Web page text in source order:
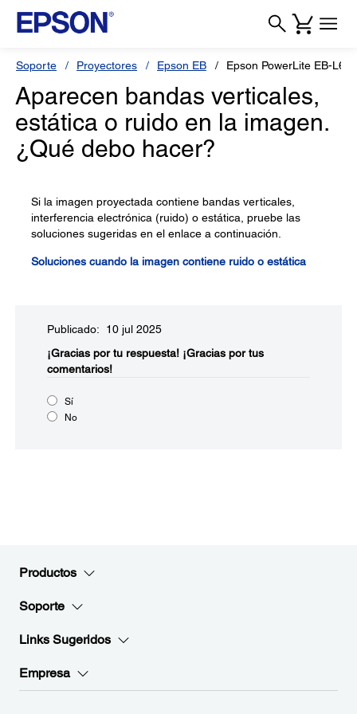
Soporte Proyectores Epson EB Epson PowerLite EB-
Aparecen bandas verticales,
estática o ruido en la imagen.
¿Qué debo hacer?
Si la imagen proyectada contiene bandas verticales,
interferencia electrónica (ruido) o estática, pruebe las
soluciones sugeridas en el enlace a continuación.
Soluciones cuando la imagen contiene ruido o estática
Publicado: 10 jul 2025
¡Gracias por tu respuesta! ¡Gracias por tus
comentarios!
Sí
No
Productos
Soporte
Links Sugeridos
Empresa